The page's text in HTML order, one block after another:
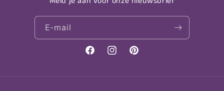
E‑mail
FacebookInstagramPinterest